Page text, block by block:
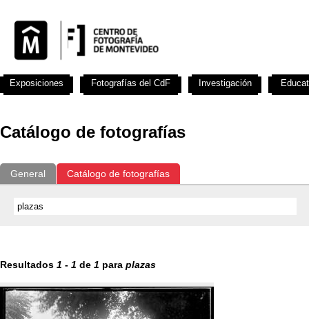
Catálogo de fotografías
General Catálogo de fotografías
Resultados 1 - 1 de 1 para plazas
Exposiciones Fotografías del CdF Investigación